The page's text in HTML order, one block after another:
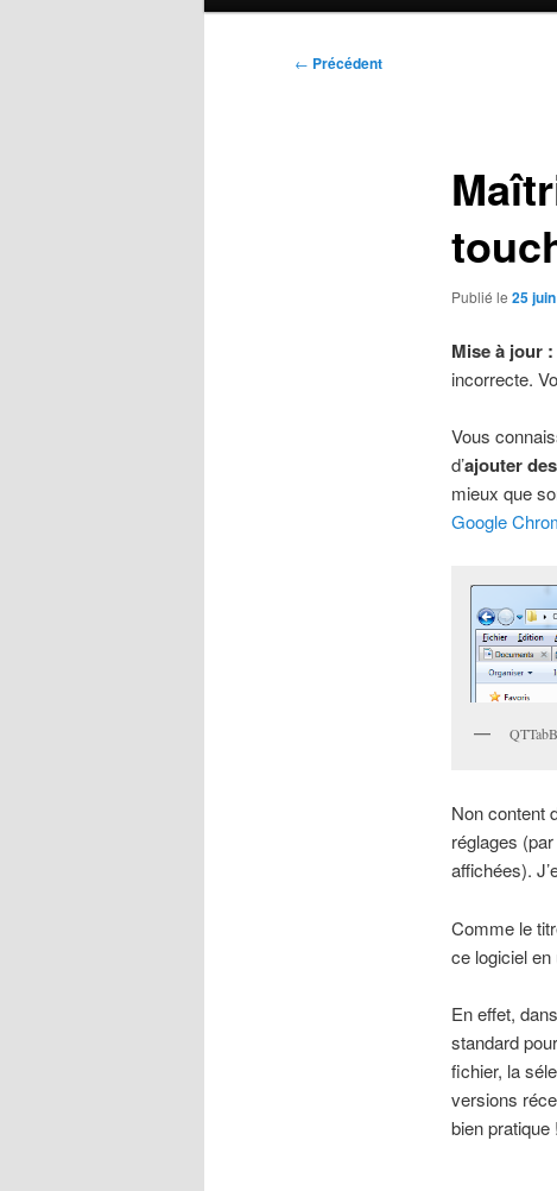
Navigation
← Précédent
Publié le 25
Mise à jour :
incorrecte.
Vous
d’ajouter
mieux que
Google
Non content
réglages
affichées).
Comme le
ce logiciel
En effet,
standard pour
fichier, la
versions
bien pratique !